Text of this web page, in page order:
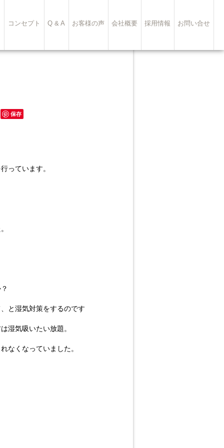
保存
っています。
と湿気対策をするのです
湿気吸いたい放題。
なくなっていました。
コンセプト Q & A お客様の声 会社概要 採用情報 お問い合せ